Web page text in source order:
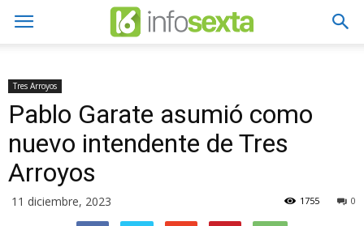
Tres Arroyos
Pablo Garate asumió como
nuevo intendente de Tres
Arroyos
11 diciembre, 2023 0
1755